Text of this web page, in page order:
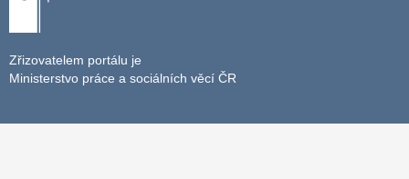
Zřizovatelem portálu je
Ministerstvo práce a sociálních věcí ČR